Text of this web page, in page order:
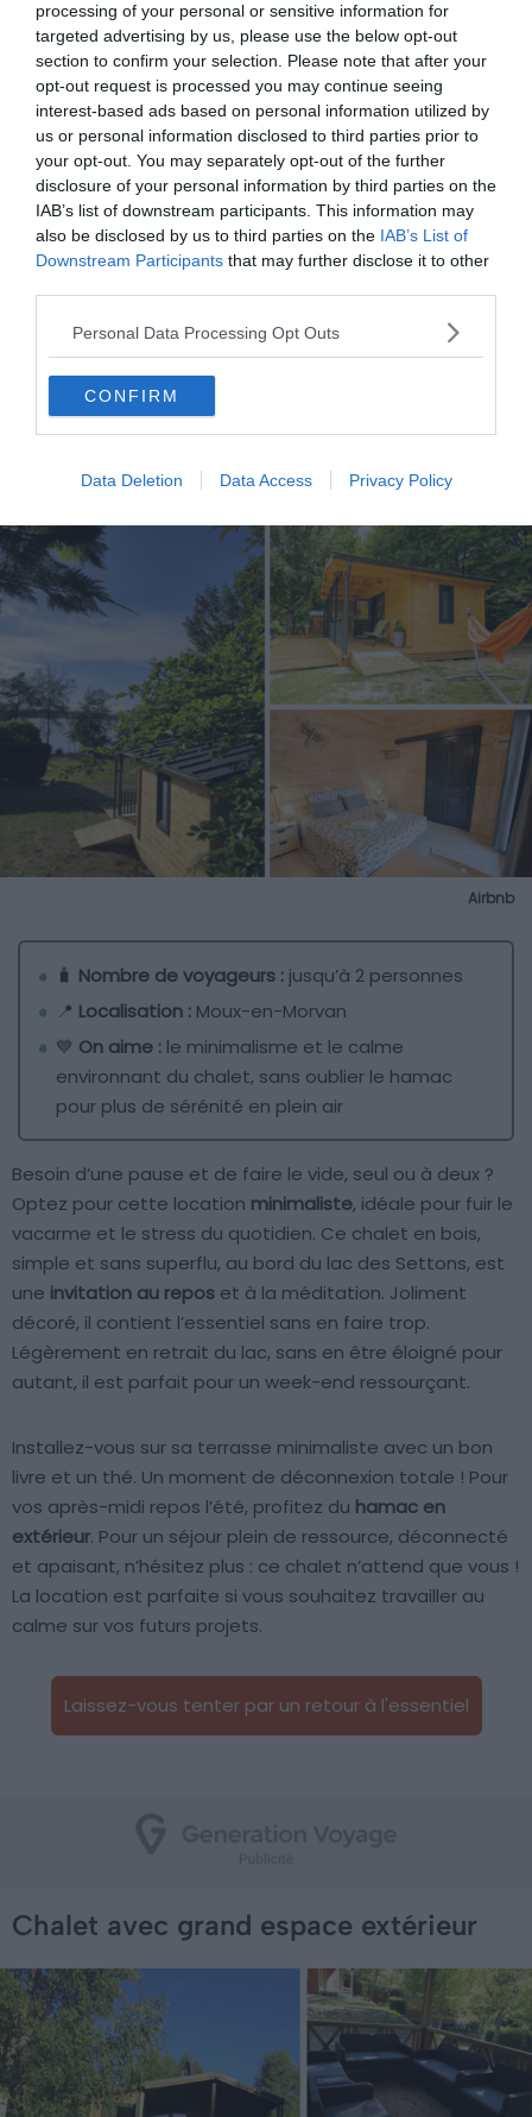
processing of your personal or sensitive information for
targeted advertising by us, please use the below opt-out
section to confirm your selection. Please note that after your
opt-out request is processed you may continue seeing
interest-based ads based on personal information utilized by
us or personal information disclosed to third parties prior to
your opt-out. You may separately opt-out of the further
disclosure of your personal information by third parties on the
IAB’s list of downstream participants. This information may
also be disclosed by us to third parties on the IAB’s List of
Downstream Participants that may further disclose it to other
Personal Data Processing Opt Outs
CONFIRM
Data Deletion Data Access Privacy Policy
À lire aussi sur le guide Bourgogne-
Franche-Comté :
Le Morvan en Camping-Car : location, conseils, aires,
itinéraires
Les 16 choses incontournables à faire dans le Parc
Naturel Régional du Morvan
du Morvan
Chalet minimaliste pour un retour à
l’essentiel
Airbnb
🧳 Nombre de voyageurs : jusqu’à 2 personnes
📍 Localisation : Moux-en-Morvan
💙 On aime : le minimalisme et le calme
environnant du chalet, sans oublier le hamac
pour plus de sérénité en plein air
Besoin d’une pause et de faire le vide, seul ou à deux ?
Optez pour cette location minimaliste, idéale pour fuir le
vacarme et le stress du quotidien. Ce chalet en bois,
simple et sans superflu, au bord du lac des Settons, est
une invitation au repos et à la méditation. Joliment
décoré, il contient l’essentiel sans en faire trop.
Légèrement en retrait du lac, sans en être éloigné pour
autant, il est parfait pour un week-end ressourçant.
Installez-vous sur sa terrasse minimaliste avec un bon
livre et un thé. Un moment de déconnexion totale ! Pour
vos après-midi repos l’été, profitez du hamac en
extérieur. Pour un séjour plein de ressource, déconnecté
et apaisant, n’hésitez plus : ce chalet n’attend que vous !
La location est parfaite si vous souhaitez travailler au
calme sur vos futurs projets.
Laissez-vous tenter par un retour à l'essentiel
Chalet avec grand espace extérieur